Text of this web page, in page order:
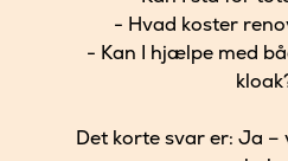
- Hvad koster
- Kan I hjælpe med
Det korte svar er: Ja